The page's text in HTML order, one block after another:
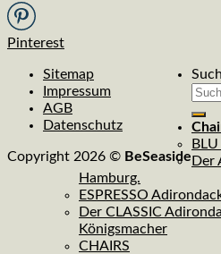
Pinterest
Sitemap
Impressum
AGB
Datenschutz
Copyright 2026 © BeSeaside Der
Hamburg.
ESPRESSO
Der CLASSIC
Königsmacher
CHAIRS